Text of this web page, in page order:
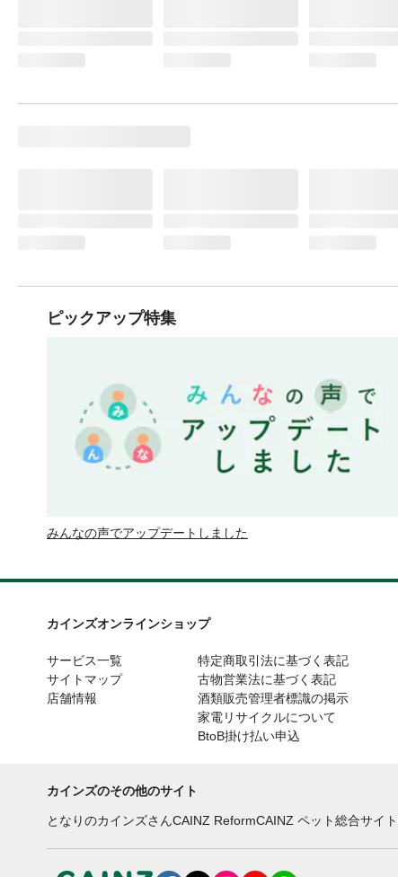
ピックアップ特集
みんなの声でアップデートしました
カインズオンラインショップ
サービス一覧
サイトマップ
店舗情報
特定商取引法に基づく表記
古物営業法に基づく表記
酒類販売管理者標識の掲示
家電リサイクルについて
BtoB掛け払い申込
カインズのその他のサイト
となりのカインズさんCAINZ ReformCAINZ ペット総合サイト